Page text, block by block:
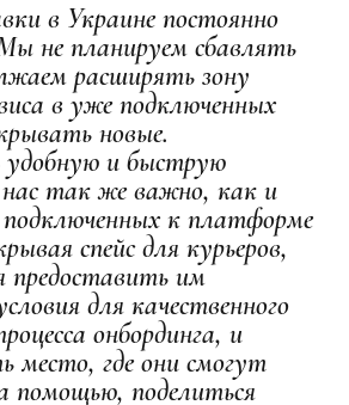
в Украине постоянно
не планируем сбавлять
расширять зону
в уже подключенных
новые.
удобную и быструю
так же важно, как и
к платформе
спейс для курьеров,
им
для качественного
онбординга, и
место, где они смогут
помощью, поделиться